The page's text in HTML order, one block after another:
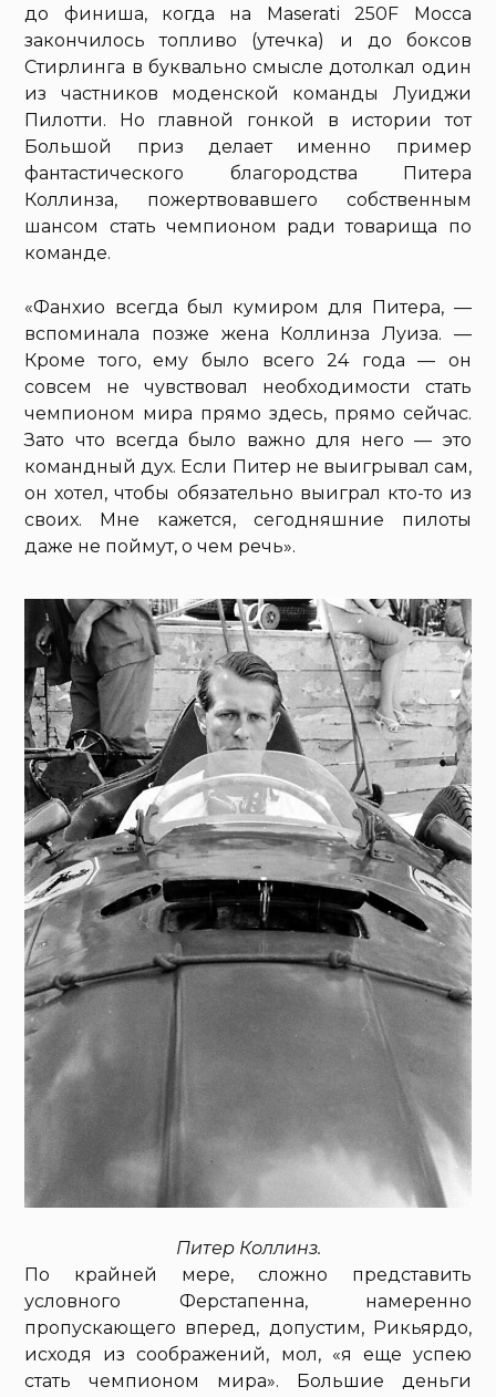
до финиша, когда на Maserati 250F Мосса
закончилось топливо (утечка) и до боксов
Стирлинга в буквально смысле дотолкал один
из частников моденской команды Луиджи
Пилотти. Но главной гонкой в истории тот
Большой приз делает именно пример
фантастического благородства Питера
Коллинза, пожертвовавшего собственным
шансом стать чемпионом ради товарища по
команде.
«Фанхио всегда был кумиром для Питера, —
вспоминала позже жена Коллинза Луиза. —
Кроме того, ему было всего 24 года — он
совсем не чувствовал необходимости стать
чемпионом мира прямо здесь, прямо сейчас.
Зато что всегда было важно для него — это
командный дух. Если Питер не выигрывал сам,
он хотел, чтобы обязательно выиграл кто-то из
своих. Мне кажется, сегодняшние пилоты
даже не поймут, о чем речь».
Питер Коллинз.
По крайней мере, сложно представить
условного Ферстапенна, намеренно
пропускающего вперед, допустим, Рикьярдо,
исходя из соображений, мол, «я еще успею
стать чемпионом мира». Большие деньги